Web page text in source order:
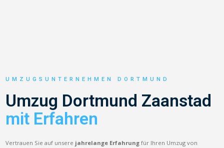
UMZUGSUNTERNEHMEN DORTMUND
Umzug Dortmund Zaanstad
mit Erfahren
Vertrauen Sie auf unsere jahrelange Erfahrung für Ihren Umzug von